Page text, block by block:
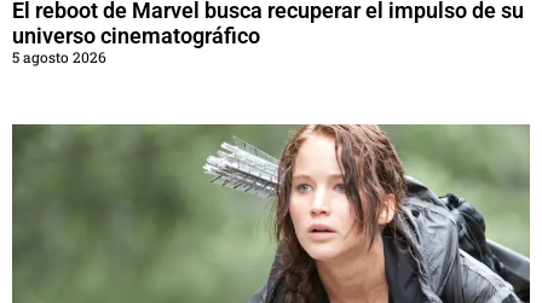
El reboot de Marvel busca recuperar el impulso de su
universo cinematográfico
5 agosto 2026